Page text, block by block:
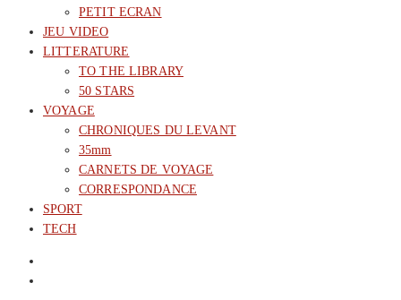
PETIT ECRAN
JEU VIDEO
LITTERATURE
TO THE LIBRARY
50 STARS
VOYAGE
CHRONIQUES DU LEVANT
35mm
CARNETS DE VOYAGE
CORRESPONDANCE
SPORT
TECH